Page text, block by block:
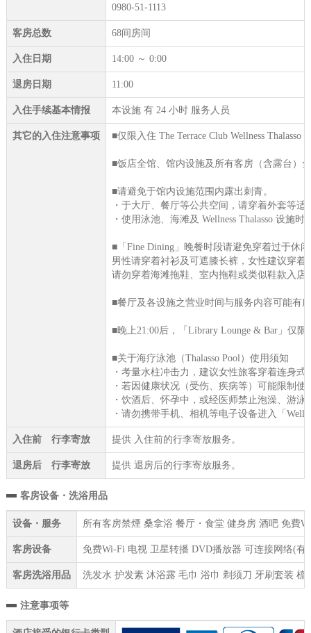
0980-51-1113
客房总数 68间房间
入住日期 14:00 ～ 0:00
退房日期 11:00
入住手续基本情报 本设施 有 24 小时 服务人员
其它的入住注意事项 ■仅限入住 The Terrace Club Wellness Thalasso
■饭店全馆、馆内设施及所有客房（含露台）
■请避免于馆内设施范围内露出刺青。
・于大厅、餐厅等公共空间，请穿着外套等适
・使用泳池、海滩及 Wellness Thalasso 设施
■「Fine Dining」晚餐时段请避免穿着过于休
男性请穿着衬衫及可遮膝长裤，女性建议穿
请勿穿着海滩拖鞋、室内拖鞋或类似鞋款入店
■餐厅及各设施之营业时间与服务内容可能有
■晚上21:00后，「Library Lounge & Bar」仅
■关于海疗泳池（Thalasso Pool）使用须知
・考量水柱冲击力，建议女性旅客穿着连身
・若因健康状况（受伤、疾病等）可能限制使
・饮酒后、怀孕中，或经医师禁止泡澡、游
・请勿携带手机、相机等电子设备进入「
入住前 行李寄放 提供 入住前的行李寄放服务。
退房后 行李寄放 提供 退房后的行李寄放服务。
客房设备・洗浴用品
设备・服务 所有客房禁煙 桑拿浴 餐厅・食堂 健身房 酒吧 免費
客房设备 免费Wi-Fi 电视 卫星转播 DVD播放器 可连接网络(
客房洗浴用品 洗发水 护发素 沐浴露 毛巾 浴巾 剃须刀 牙刷套装 梳
注意事项等